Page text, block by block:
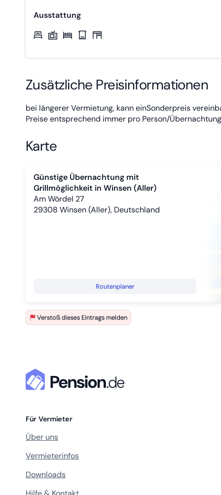
Ausstattung
Zusätzliche Preisinformationen
bei längerer Vermietung, kann einSonderpreis
Preise entsprechend immer pro Person/
Karte
Günstige Übernachtung mit
Grillmöglichkeit in Winsen (Aller)
Am Wördel 27
29308 Winsen (Aller), Deutschland
Routenplaner
Verstoß dieses Eintrags melden
Für Vermieter
Über uns
Vermieterinfos
Downloads